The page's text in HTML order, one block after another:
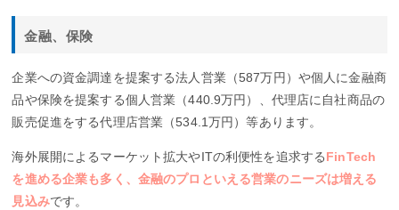
金融、保険
企業への資金調達を提案する法人営業（587万円）や個人に金融商
品や保険を提案する個人営業（440.9万円）、代理店に自社商品の
販売促進をする代理店営業（534.1万円）等あります。
海外展開によるマーケット拡大やITの利便性を追求するFinTech
を進める企業も多く、金融のプロといえる営業のニーズは増える
見込みです。